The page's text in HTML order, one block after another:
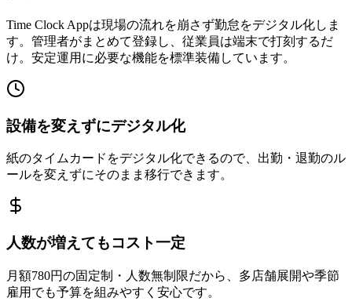
Time Clock Appは現場の流れを崩さず勤怠をデジタル化しま
す。管理者がまとめて登録し、従業員は端末で打刻するだ
け。安定運用に必要な機能を標準装備しています。
設備を変えずにデジタル化
紙のタイムカードをデジタル化できるので、出勤・退勤のル
ールを変えずにそのまま移行できます。
人数が増えてもコスト一定
月額780円の固定制・人数無制限だから、多店舗展開や季節
雇用でも予算を組みやすく安心です。